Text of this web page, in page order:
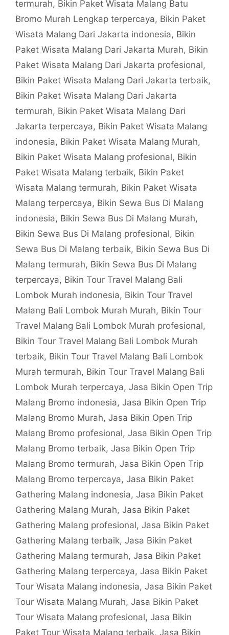
termurah, Bikin Paket Wisata Malang Batu
Bromo Murah Lengkap terpercaya, Bikin Paket
Wisata Malang Dari Jakarta indonesia, Bikin
Paket Wisata Malang Dari Jakarta Murah, Bikin
Paket Wisata Malang Dari Jakarta profesional,
Bikin Paket Wisata Malang Dari Jakarta terbaik,
Bikin Paket Wisata Malang Dari Jakarta
termurah, Bikin Paket Wisata Malang Dari
Jakarta terpercaya, Bikin Paket Wisata Malang
indonesia, Bikin Paket Wisata Malang Murah,
Bikin Paket Wisata Malang profesional, Bikin
Paket Wisata Malang terbaik, Bikin Paket
Wisata Malang termurah, Bikin Paket Wisata
Malang terpercaya, Bikin Sewa Bus Di Malang
indonesia, Bikin Sewa Bus Di Malang Murah,
Bikin Sewa Bus Di Malang profesional, Bikin
Sewa Bus Di Malang terbaik, Bikin Sewa Bus Di
Malang termurah, Bikin Sewa Bus Di Malang
terpercaya, Bikin Tour Travel Malang Bali
Lombok Murah indonesia, Bikin Tour Travel
Malang Bali Lombok Murah Murah, Bikin Tour
Travel Malang Bali Lombok Murah profesional,
Bikin Tour Travel Malang Bali Lombok Murah
terbaik, Bikin Tour Travel Malang Bali Lombok
Murah termurah, Bikin Tour Travel Malang Bali
Lombok Murah terpercaya, Jasa Bikin Open Trip
Malang Bromo indonesia, Jasa Bikin Open Trip
Malang Bromo Murah, Jasa Bikin Open Trip
Malang Bromo profesional, Jasa Bikin Open Trip
Malang Bromo terbaik, Jasa Bikin Open Trip
Malang Bromo termurah, Jasa Bikin Open Trip
Malang Bromo terpercaya, Jasa Bikin Paket
Gathering Malang indonesia, Jasa Bikin Paket
Gathering Malang Murah, Jasa Bikin Paket
Gathering Malang profesional, Jasa Bikin Paket
Gathering Malang terbaik, Jasa Bikin Paket
Gathering Malang termurah, Jasa Bikin Paket
Gathering Malang terpercaya, Jasa Bikin Paket
Tour Wisata Malang indonesia, Jasa Bikin Paket
Tour Wisata Malang Murah, Jasa Bikin Paket
Tour Wisata Malang profesional, Jasa Bikin
Paket Tour Wisata Malang terbaik, Jasa Bikin